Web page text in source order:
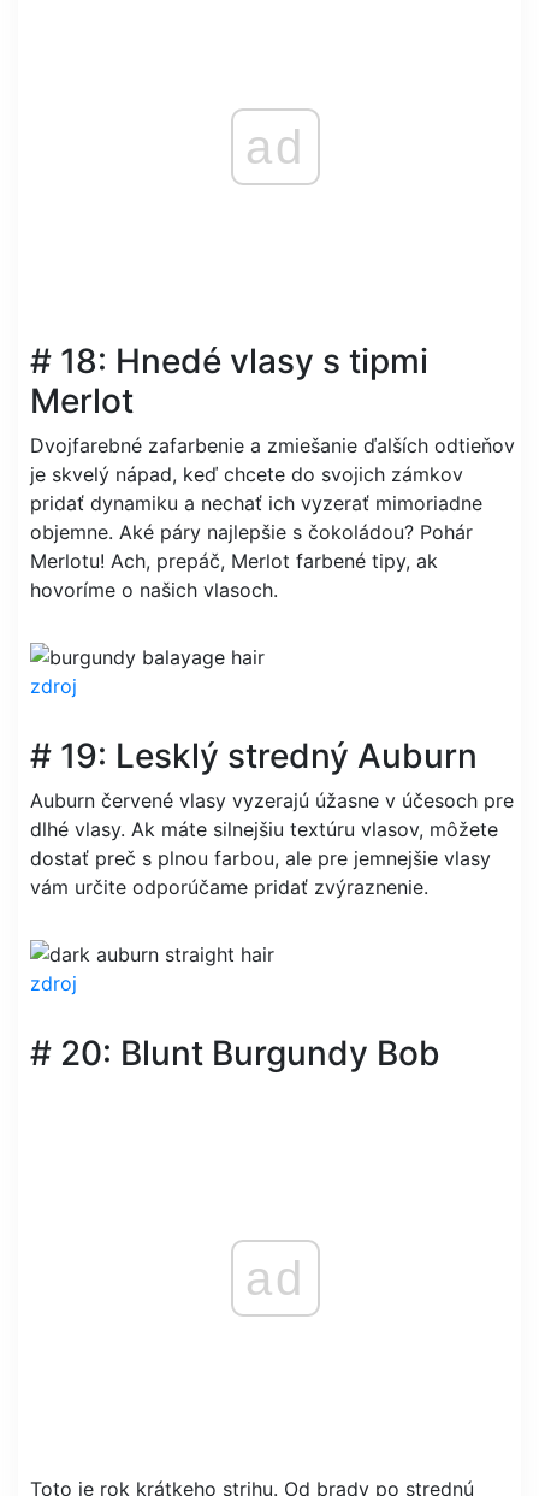
ad
# 18: Hnedé vlasy s tipmi
Merlot
Dvojfarebné zafarbenie a zmiešanie ďalších odtieňov
je skvelý nápad, keď chcete do svojich zámkov
pridať dynamiku a nechať ich vyzerať mimoriadne
objemne. Aké páry najlepšie s čokoládou? Pohár
Merlotu! Ach, prepáč, Merlot farbené tipy, ak
hovoríme o našich vlasoch.
zdroj
# 19: Lesklý stredný Auburn
Auburn červené vlasy vyzerajú úžasne v účesoch pre
dlhé vlasy. Ak máte silnejšiu textúru vlasov, môžete
dostať preč s plnou farbou, ale pre jemnejšie vlasy
vám určite odporúčame pridať zvýraznenie.
zdroj
# 20: Blunt Burgundy Bob
ad
Toto je rok krátkeho strihu. Od brady po strednú